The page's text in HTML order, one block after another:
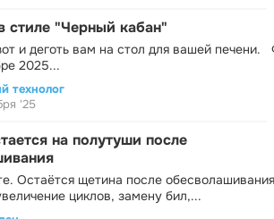
стиле "Черный кабан"
и деготь вам на стол для вашей печени.
2025...
технолог
'25
на полутуши после
Остаётся щетина после
циклов, замену бил,...